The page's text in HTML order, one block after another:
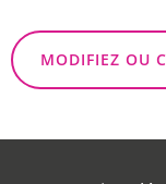
MODIFIEZ OU